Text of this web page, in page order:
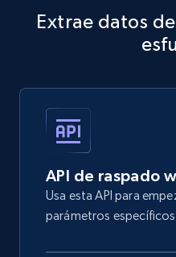
Extrae datos
API de raspado
Usa esta API para
parámetros específicos